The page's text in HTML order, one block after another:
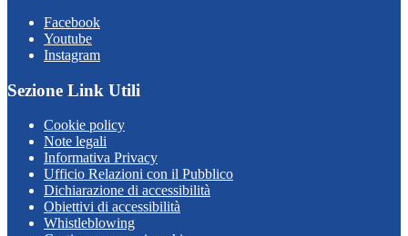
Facebook
Youtube
Instagram
Sezione Link Utili
Cookie policy
Note legali
Informativa Privacy
Ufficio Relazioni con il Pubblico
Dichiarazione di accessibilità
Obiettivi di accessibilità
Whistleblowing